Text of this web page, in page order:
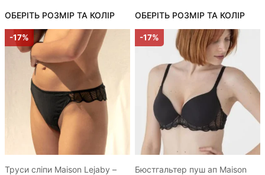
ОБЕРІТЬ РОЗМІР ТА КОЛІР
2940 ₴.2450 ₴.
ОБЕРІТЬ РОЗМІР ТА КОЛІР
-17%
Труси сліпи Maison Lejaby –
Цей
товар
кілька
варіантів.
Параметри
можна
вибрати
на
сторінці
-17%
Бюстгальтер пуш ап Maison
Цей
має
кілька
варіантів.
Параметри
можна
вибрати
на
сторінці